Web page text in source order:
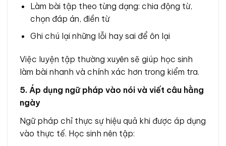
Làm bài tập theo từng dạng: chia động từ,
chọn đáp án, điền từ
Ghi chú lại những lỗi hay sai để ôn lại
Việc luyện tập thường xuyên sẽ giúp học sinh
làm bài nhanh và chính xác hơn trong kiểm tra.
5. Áp dụng ngữ pháp vào nói và viết câu hằng
ngày
Ngữ pháp chỉ thực sự hiệu quả khi được áp dụng
vào thực tế. Học sinh nên tập: